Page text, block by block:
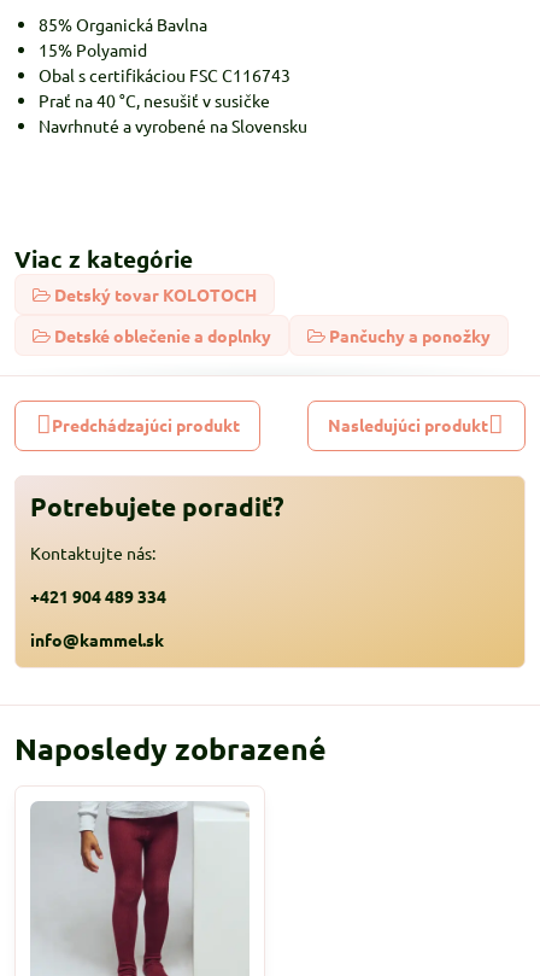
85% Organická Bavlna
15% Polyamid
Obal s certifikáciou FSC C116743
Prať na 40 °C, nesušiť v susičke
Navrhnuté a vyrobené na Slovensku
Viac z kategórie
Detský tovar KOLOTOCH
Detské oblečenie a doplnky
Pančuchy a ponožky
Predchádzajúci produkt Nasledujúci produkt
Potrebujete poradiť?
Kontaktujte nás:
+421 904 489 334
info@kammel.sk
Naposledy zobrazené